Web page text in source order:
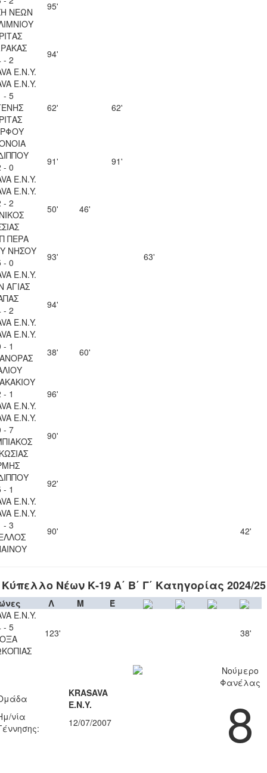
ΝΕΩΝ
95'
- 2
Ε.Ν.Y.
94'
Ε.Ν.Y.
- 5
62' 62'
- 0
Ε.Ν.Y.
91' 91'
Ε.Ν.Y.
- 2
50' 46'
ΠΕΡΑ
ΝΗΣΟΥ
- 0
Ε.Ν.Y.
93' 63'
ΑΓΙΑΣ
- 2
Ε.Ν.Y.
94'
Ε.Ν.Y.
- 1
38' 60'
- 1
Ε.Ν.Y.
96'
Ε.Ν.Y.
- 7
90'
- 1
Ε.Ν.Y.
92'
Ε.Ν.Y.
- 3
90' 42'
Κύπελλο Νέων Κ-19 Α΄ Β΄ Γ΄ Κατηγορίας 2024/25
Λ Μ
Έ
Ε.Ν.Y.
- 5
123' 38'
KRASAVA
Ε.Ν.Y.
νία
12/07/2007
Νούμερο
Φανέλας
8